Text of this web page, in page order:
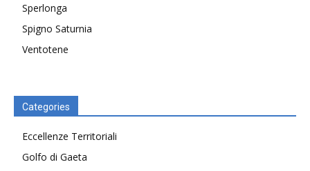
Sperlonga
Spigno Saturnia
Ventotene
Categories
Eccellenze Territoriali
Golfo di Gaeta